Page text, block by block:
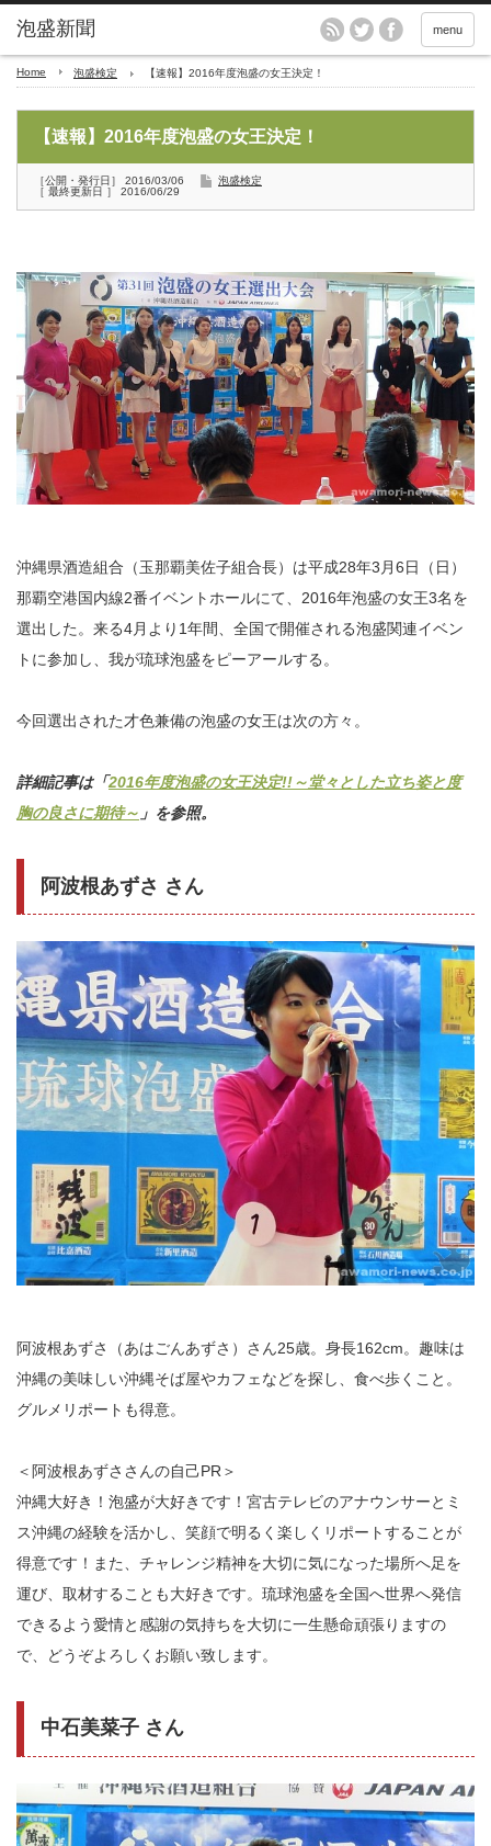
menu
Home 泡盛検定 【速報】2016年度泡盛の女王決定！
【速報】2016年度泡盛の女王決定！
［公開・発行日］ 2016/03/06
［ 最終更新日 ］ 2016/06/29
泡盛検定
沖縄県酒造組合（玉那覇美佐子組合長）は平成28年3月6日（日）
那覇空港国内線2番イベントホールにて、2016年泡盛の女王3名を
選出した。来る4月より1年間、全国で開催される泡盛関連イベン
トに参加し、我が琉球泡盛をピーアールする。
今回選出された才色兼備の泡盛の女王は次の方々。
詳細記事は「2016年度泡盛の女王決定!!～堂々とした立ち姿と度
胸の良さに期待～ 」を参照。
阿波根あずさ さん
阿波根あずさ（あはごんあずさ）さん25歳。身長162cm。趣味は
沖縄の美味しい沖縄そば屋やカフェなどを探し、食べ歩くこと。
グルメリポートも得意。
＜阿波根あずささんの自己PR＞
沖縄大好き！泡盛が大好きです！宮古テレビのアナウンサーとミ
ス沖縄の経験を活かし、笑顔で明るく楽しくリポートすることが
得意です！また、チャレンジ精神を大切に気になった場所へ足を
運び、取材することも大好きです。琉球泡盛を全国へ世界へ発信
できるよう愛情と感謝の気持ちを大切に一生懸命頑張りますの
で、どうぞよろしくお願い致します。
中石美菜子 さん